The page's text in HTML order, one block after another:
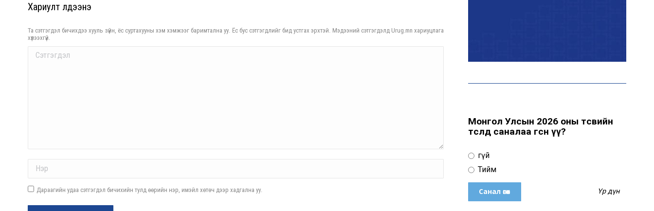
Хариулт үлдээнэ үү
Та сэтгэгдэл бичихдээ хууль зүйн, ёс суртахууны хэм хэмжээг баримтална уу. Ёс бус сэтгэгдлийг бид устгах эрхтэй. Мэдээний сэтгэгдэлд Urug.mn хариуцлага
хүлээхгүй.
Comment
Дараагийн удаа сэтгэгдэл бичихийн тулд өөрийн нэр, имэйл хөтөч дээр хадгална уу.
Монгол Улсын 2026 оны төсвийн
төсөлд саналаа өгсөн үү?
Үгүй
Тийм
Үр дүн